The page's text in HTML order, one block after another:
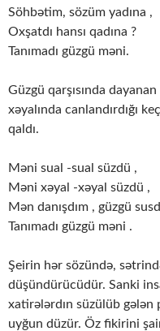
Söhbətim, sözüm yadına ,
Oxşatdı hansı qadına ?
Tanımadı güzgü məni.
Güzgü qarşısında
xəyalında canlandırdığı
qaldı.
Məni sual -sual süzdü ,
Məni xəyal -xəyal süzdü ,
Mən danışdım , güzgü
Tanımadı güzgü məni .
Şeirin hər sözündə,
düşündürücüdür. Sanki
xatirələrdın süzülüb
uyğun düzür. Öz fikirini